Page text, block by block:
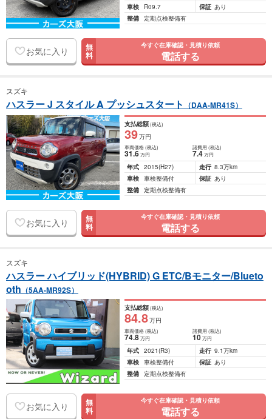
車検 R09.7 保証 あり
整備 定期点検整備有
お気に入り 無
料
今すぐ在庫確認・見積り依頼
電話する
スズキ
ハスラー J スタイル A プッシュスタート （DAA-MR41S）
支払総額(税込)
39万円
車両価格(税込)
31.6万円
諸費用 (税込)
7.4 万円
年式 2015(H27) 走行 8.3万km
車検 車検整備付 保証 あり
整備 定期点検整備有
お気に入り 無
料
今すぐ在庫確認・見積り依頼
電話する
スズキ
ハスラー ハイブリッド(HYBRID) G ETC/Bモニター/Blueto
oth （5AA-MR92S）
支払総額(税込)
84.8万円
車両価格(税込)
74.8万円
諸費用 (税込)
10 万円
年式 2021(R3) 走行 9.1万km
車検 車検整備付 保証 あり
整備 定期点検整備有
お気に入り 無
料
今すぐ在庫確認・見積り依頼
電話する